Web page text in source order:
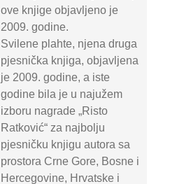
ove knjige objavljeno je
2009. godine.
Svilene plahte, njena druga
pjesnička knjiga, objavljena
je 2009. godine, a iste
godine bila je u najužem
izboru nagrade „Risto
Ratković“ za najbolju
pjesničku knjigu autora sa
prostora Crne Gore, Bosne i
Hercegovine, Hrvatske i